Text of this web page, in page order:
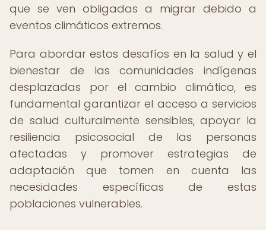
que se ven obligadas a migrar debido a
eventos climáticos extremos.
Para abordar estos desafíos en la salud y el
bienestar de las comunidades indígenas
desplazadas por el cambio climático, es
fundamental garantizar el acceso a servicios
de salud culturalmente sensibles, apoyar la
resiliencia psicosocial de las personas
afectadas y promover estrategias de
adaptación que tomen en cuenta las
necesidades específicas de estas
poblaciones vulnerables.